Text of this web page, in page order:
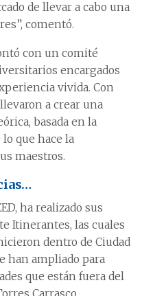
de llevar a cabo una
comentó.
con un comité
encargados
vivida. Con
a crear una
basada en la
que hace la
maestros.
ha realizado sus
Itinerantes, las cuales
dentro de Ciudad
han ampliado para
que están fuera del